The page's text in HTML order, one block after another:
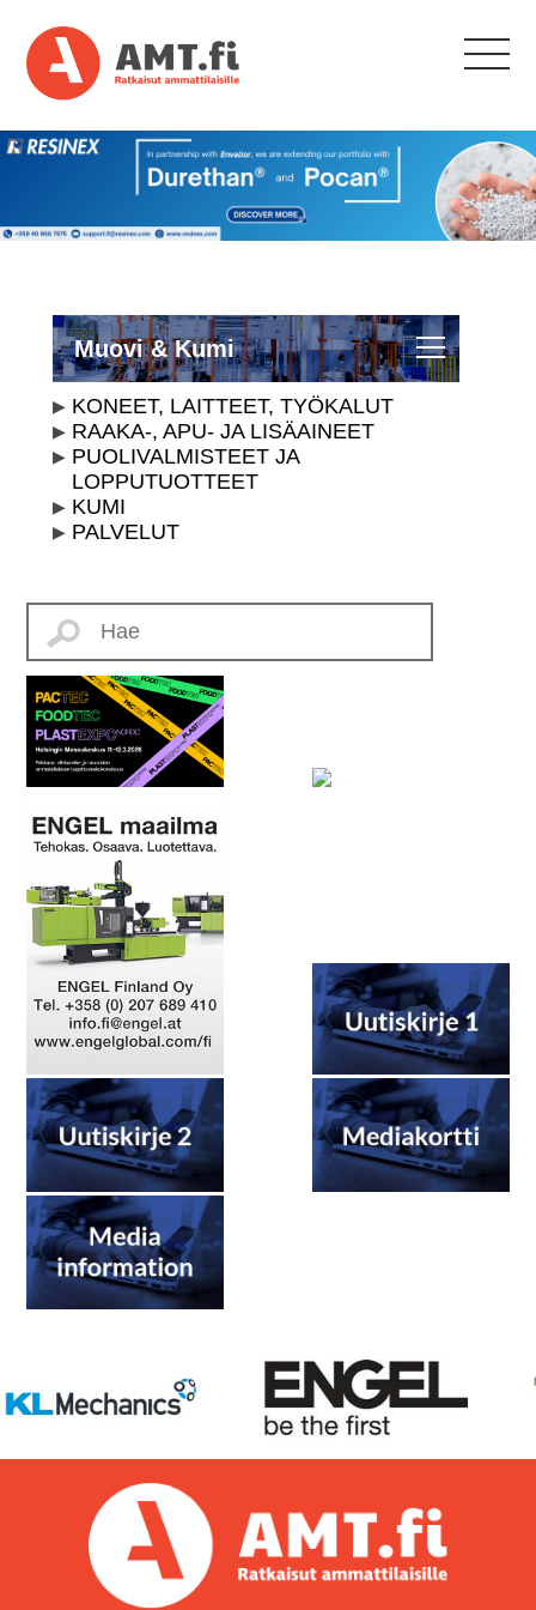
Muovi & Kumi
KONEET, LAITTEET, TYÖKALUT
RAAKA-, APU- JA LISÄAINEET
PUOLIVALMISTEET JA
LOPPUTUOTTEET
KUMI
PALVELUT